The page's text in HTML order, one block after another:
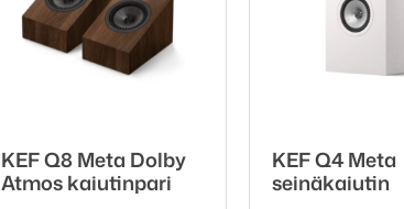
KEF Q8 Meta Dolby
Atmos kaiutinpari
KEF Q4 Meta
seinäkaiutin